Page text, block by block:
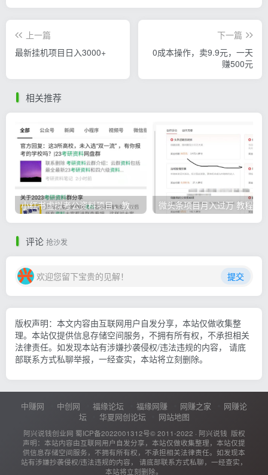
上一篇
最新挂机项目日入3000+
下一篇
0成本操作，卖9.9元，一天
赚500元
相关推荐
小红书虚拟考公资料项目，教资项目轻松月入过万的核心玩法
评论 抢沙发
欢迎您留下宝贵的见解！ 提交
版权声明：本文内容由互联网用户自发分享，本站仅做收集整
理。本站仅提供信息存储空间服务，不拥有所有权，不承担相关
法律责任。如发现本站有涉嫌抄袭侵权/违法违规的内容， 请底
部联系方式私聊举报，一经查实，本站将立刻删除。
中赚网 中创网 福缘论坛 福缘网赚 网赚之家
网赚论
坛
华夏网创论坛 网站地图
阿兴说钱创业网 蜀ICP备2022001312号© 2011-2022 · 阿兴说钱 版权
声明：本站内容由互联网用户自发分享，本站仅做收集整理，本站仅提
供信息存储空间服务，不拥有所有权，不承担相关法律责任。如发现本
站有涉嫌抄袭侵权/违法违规的内容， 请底部联系方式私聊，一经查实，
本站将立刻删除。